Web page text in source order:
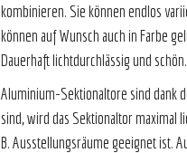
kombinieren. Sie können endlos
können auf Wunsch auch in Farbe
Dauerhaft
Aluminium-Sektionaltore sind dank
sind, wird das Sektionaltor maximal
B. Ausstellungsräume geeignet ist.